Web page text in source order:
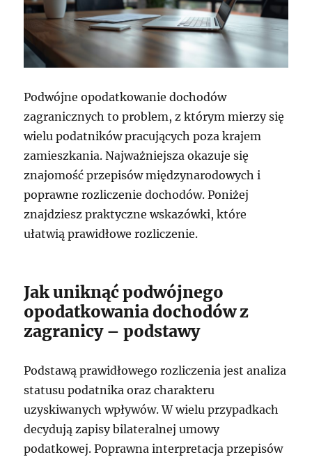
Podwójne opodatkowanie dochodów
zagranicznych to problem, z którym mierzy się
wielu podatników pracujących poza krajem
zamieszkania. Najważniejsza okazuje się
znajomość przepisów międzynarodowych i
poprawne rozliczenie dochodów. Poniżej
znajdziesz praktyczne wskazówki, które
ułatwią prawidłowe rozliczenie.
Jak uniknąć podwójnego
opodatkowania dochodów z
zagranicy – podstawy
Podstawą prawidłowego rozliczenia jest analiza
statusu podatnika oraz charakteru
uzyskiwanych wpływów. W wielu przypadkach
decydują zapisy bilateralnej umowy
podatkowej. Poprawna interpretacja przepisów